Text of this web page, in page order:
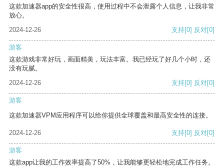
这款加速器app的安全性很高，使用过程中不会泄露个人信息，让我非常
放心。
2024-12-26
支持[0] 反对[0]
游客
这款游戏非常好玩，画面精美，玩法丰富。我已经玩了好几个小时，还
没有玩腻。
2024-12-26
支持[0] 反对[0]
游客
这款加速器VPM应用程序可以给你提供全球覆盖和最高安全性的连接。
2024-12-26 支持[0] 反对[0]
游客
这款app让我的工作效率提高了50%，让我能够更轻松地完成工作任务。